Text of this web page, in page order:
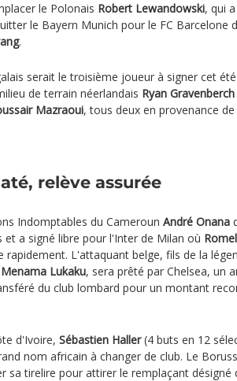
le Polonais Robert Lewandowski, qui
le Bayern Munich pour le FC Barcelone
.
serait le troisième joueur à signer cet
de terrain néerlandais Ryan Gravenberch
Mazraoui, tous deux en provenance
relève assurée
Indomptables du Cameroun André Onana
et a signé libre pour l'Inter de Milan où
rapidement. L'attaquant belge, fils de la
Lukaku, sera prêté par Chelsea, un
du club lombard pour un montant
d'Ivoire, Sébastien Haller(4 buts en 12
nom africain à changer de club. Le
sa tirelire pour attirer le remplaçant désigné